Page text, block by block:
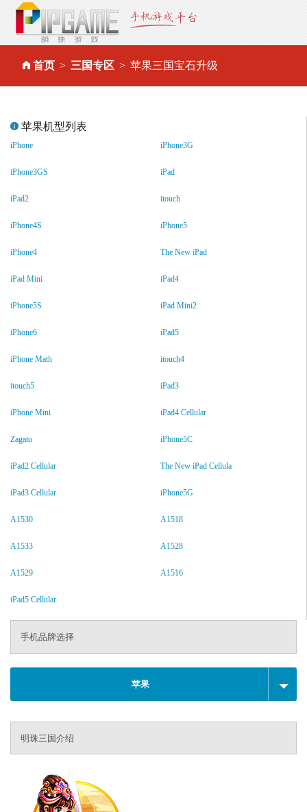
首页 三国专区 苹果三国宝石升级
苹果机型列表
iPhone iPhone3G
iPhone3GS iPad
iPad2 itouch
iPhone4S iPhone5
iPhone4 The New iPad
iPad Mini iPad4
iPhone5S iPad Mini2
iPhone6 iPad5
iPhone Math itouch4
itouch5 iPad3
iPhone Mini iPad4 Cellular
Zagato iPhone5C
iPad2 Cellular The New iPad Cellula
iPad3 Cellular iPhone5G
A1530 A1518
A1533 A1528
A1529 A1516
iPad5 Cellular
手机品牌选择
苹果
明珠三国介绍